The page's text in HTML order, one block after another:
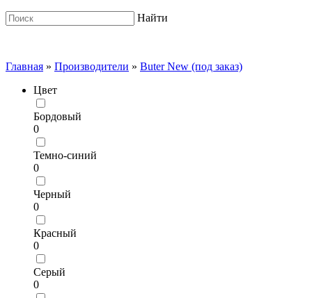
Найти
Главная » Производители » Buter New (под заказ)
Цвет
Бордовый
0
Темно-синий
0
Черный
0
Красный
0
Серый
0